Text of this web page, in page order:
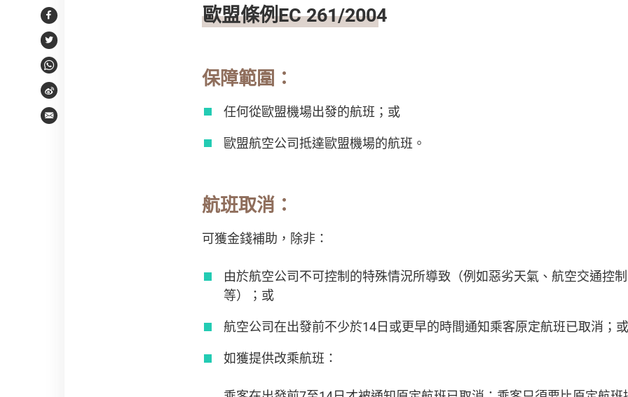
Facebook
Twitter
WhatsApp
Weibo
Email
歐盟條例EC 261/2004
保障範圍：
任何從歐盟機場出發的航班；或
歐盟航空公司抵達歐盟機場的航班。
航班取消：
可獲金錢補助，除非：
由於航空公司不可控制的特殊情況所導致（例如惡劣天氣、航空交通控
等）；或
航空公司在出發前不少於14日或更早的時間通知乘客原定航班已取消；或
如獲提供改乘航班：